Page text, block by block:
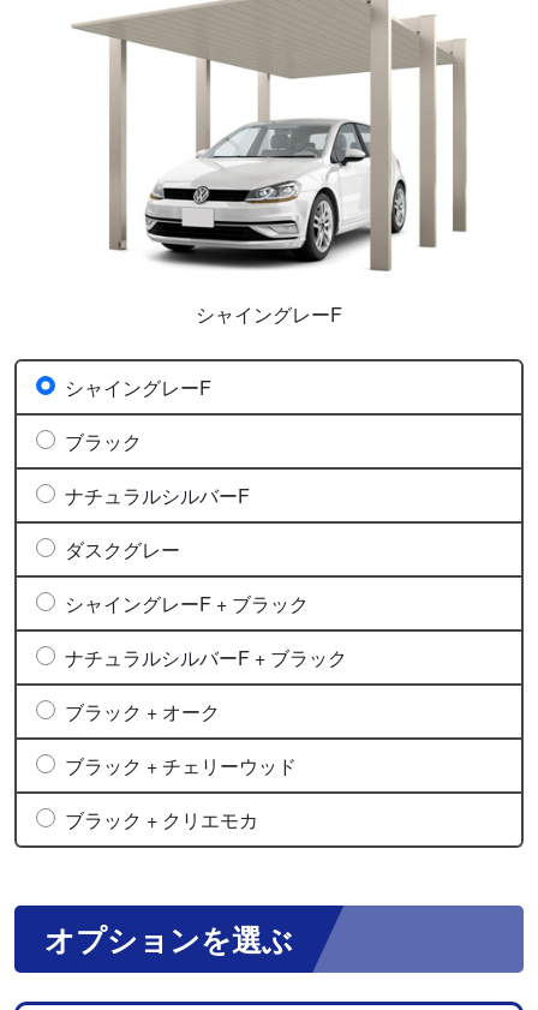
シャイングレーF
シャイングレーF
ブラック
ナチュラルシルバーF
ダスクグレー
シャイングレーF + ブラック
ナチュラルシルバーF + ブラック
ブラック + オーク
ブラック + チェリーウッド
ブラック + クリエモカ
オプションを選ぶ